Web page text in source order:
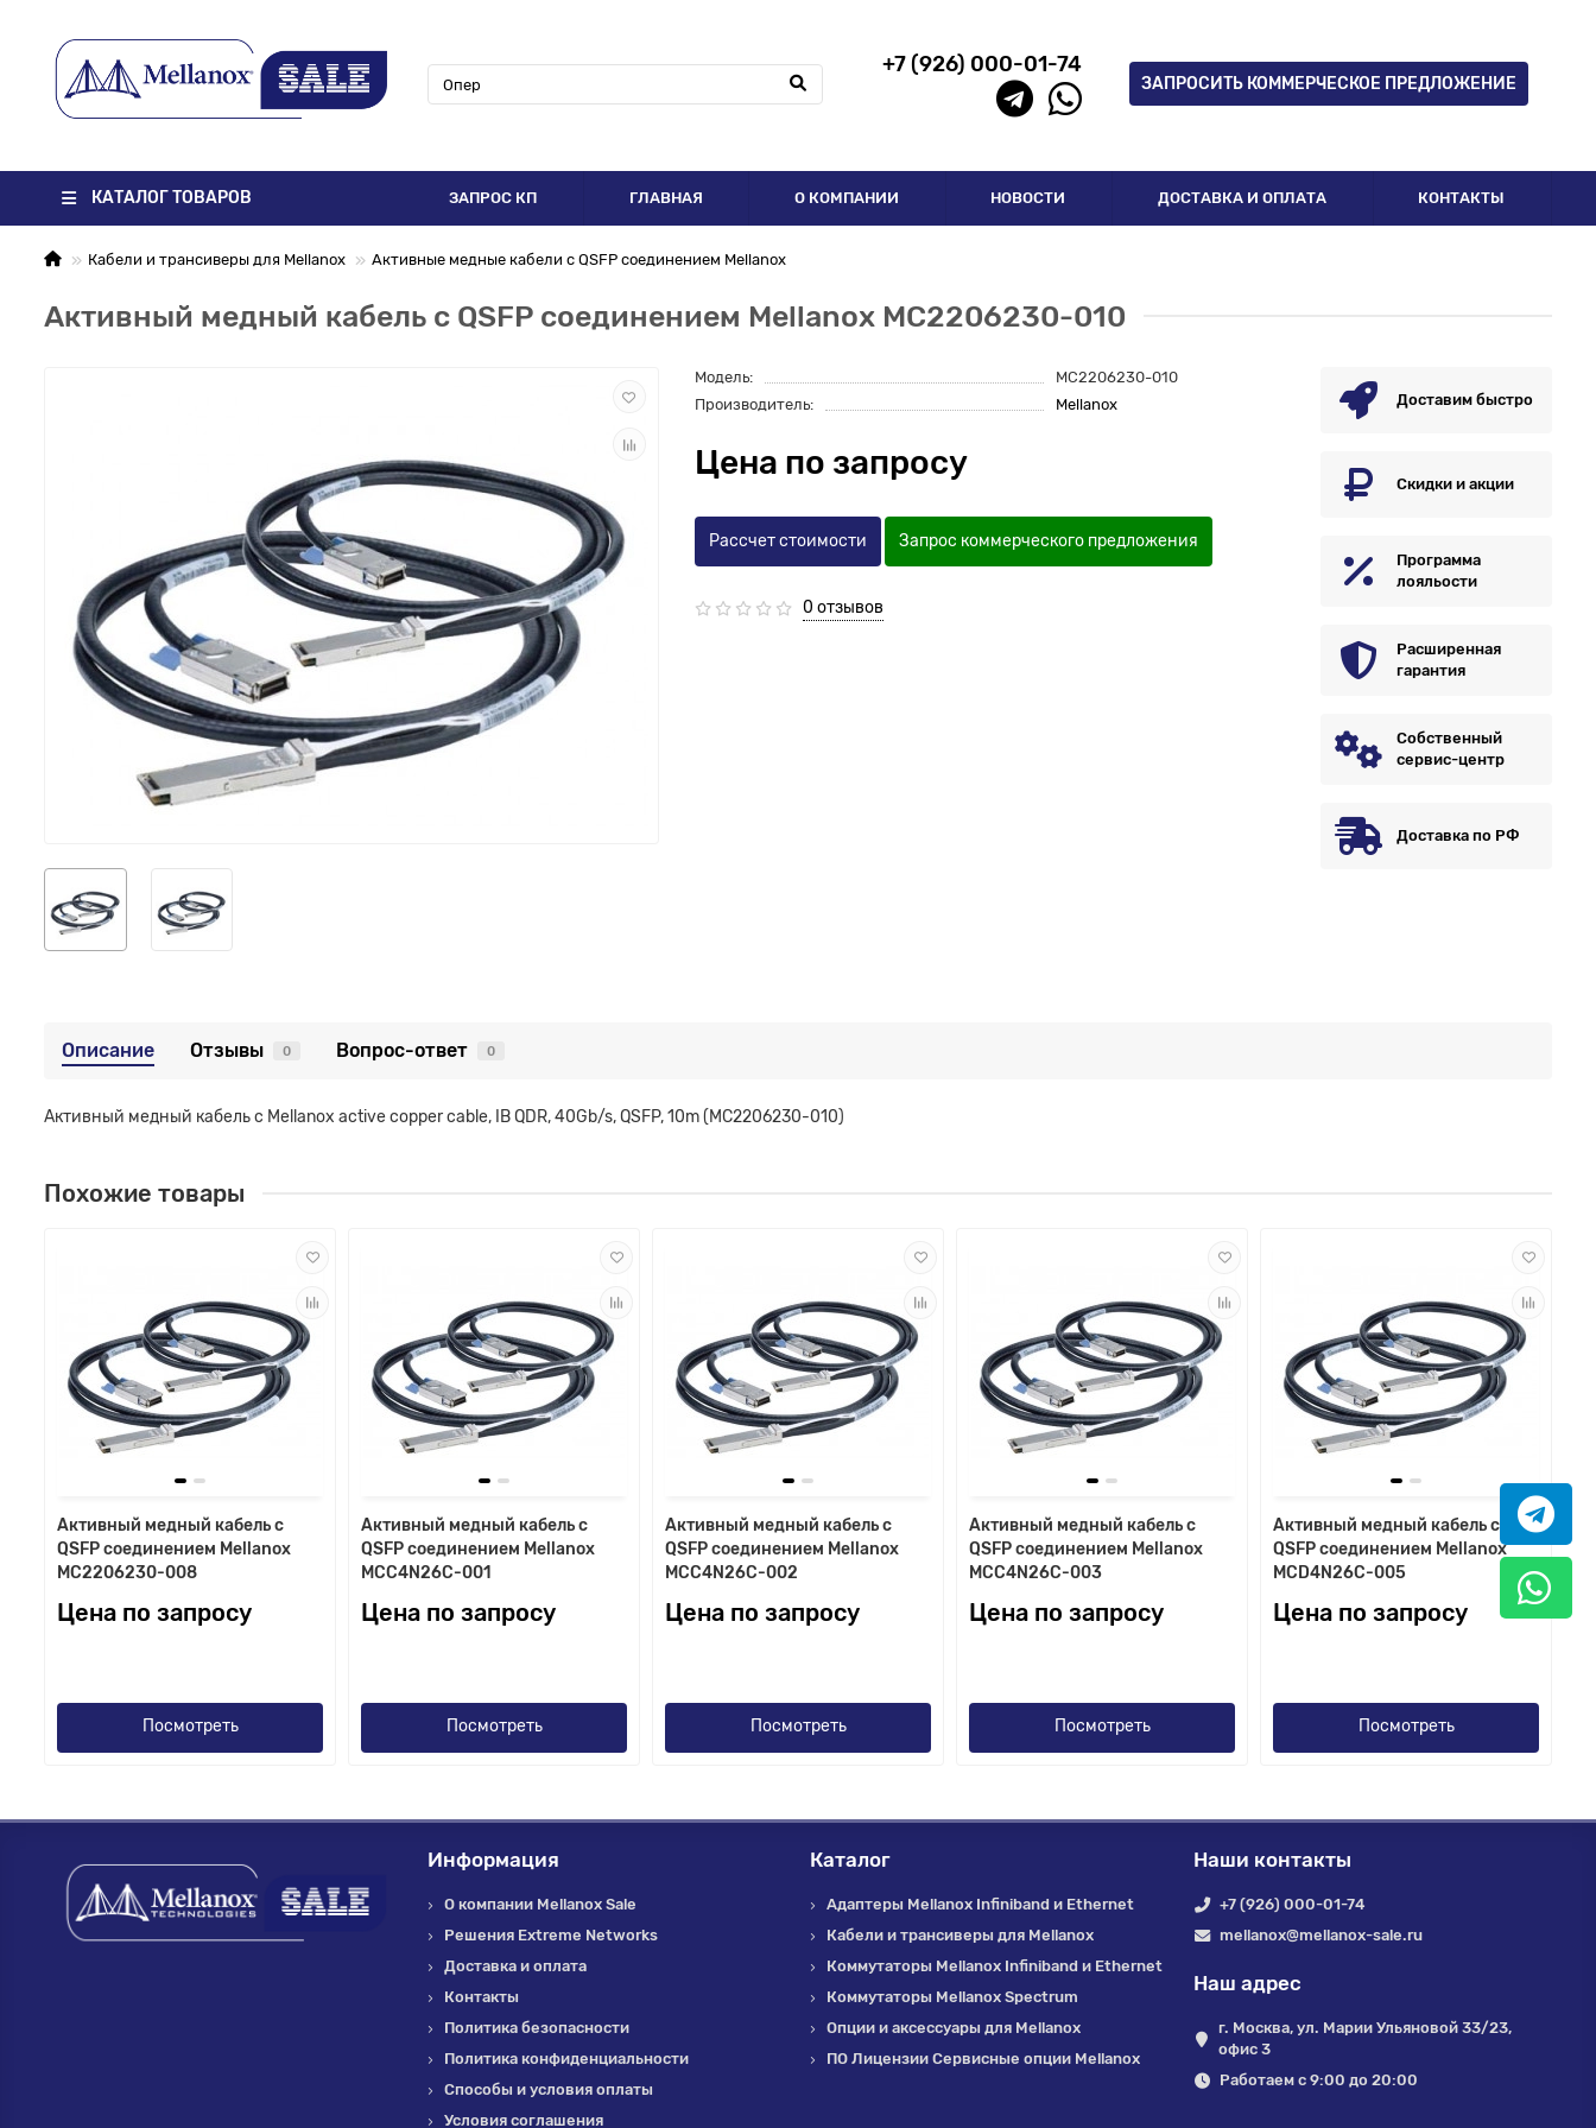
+7 (926) 000-01-74
ЗАПРОСИТЬ КОММЕРЧЕСКОЕ ПРЕДЛОЖЕНИЕ
КАТАЛОГ ТОВАРОВ ЗАПРОС КП ГЛАВНАЯ О КОМПАНИИ НОВОСТИ ДОСТАВКА И ОПЛАТА КОНТАКТЫ
Кабели и трансиверы для Mellanox Активные медные кабели с QSFP соединением Mellanox
Активный медный кабель с QSFP соединением Mellanox MC2206230-010
Модель:
MC2206230-010
Производитель:
Mellanox
Цена по запросу
Рассчет стоимости Запрос коммерческого предложения
0 отзывов
Доставим быстро
Скидки и акции
Программа
лояльости
Расширенная
гарантия
Собственный
сервис-центр
Доставка по РФ
Описание Отзывы 0 Вопрос-ответ 0
Активный медный кабель с Mellanox active copper cable, IB QDR, 40Gb/s, QSFP, 10m (MC2206230-010)
Похожие товары
Активный медный кабель с
QSFP соединением Mellanox
MC2206230-008
Цена по запросу
Посмотреть
Активный медный кабель с
QSFP соединением Mellanox
MCC4N26C-001
Цена по запросу
Посмотреть
Активный медный кабель с
QSFP соединением Mellanox
MCC4N26C-002
Цена по запросу
Посмотреть
Активный медный кабель с
QSFP соединением Mellanox
MCC4N26C-003
Цена по запросу
Посмотреть
Активный медный кабель с
QSFP соединением Mellanox
MCD4N26C-005
Цена по запросу
Посмотреть
Информация
О компании Mellanox Sale
Решения Extreme Networks
Доставка и оплата
Контакты
Политика безопасности
Политика конфиденциальности
Способы и условия оплаты
Условия соглашения
Каталог
Адаптеры Mellanox Infiniband и Ethernet
Кабели и трансиверы для Mellanox
Коммутаторы Mellanox Infiniband и Ethernet
Коммутаторы Mellanox Spectrum
Опции и аксессуары для Mellanox
ПО Лицензии Сервисные опции Mellanox
Наши контакты
+7 (926) 000-01-74
mellanox@mellanox-sale.ru
Наш адрес
г. Москва, ул. Марии Ульяновой 33/23,
офис 3
Работаем с 9:00 до 20:00